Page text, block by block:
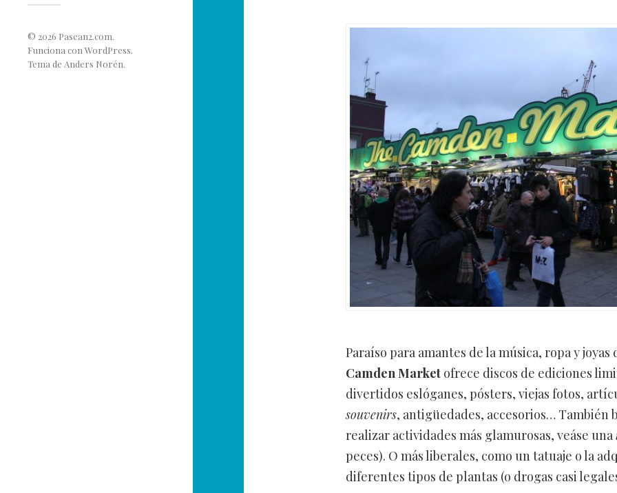
© 2026 Pasean2.com.
Funciona conWordPress.
Tema de Anders Norén.
Paraíso para amantes de la música, ropa y
Camden Market ofrece discos de ediciones
divertidos eslóganes, pósters, viejas fotos,
souvenirs, antigüedades, accesorios… También
realizar actividades más glamurosas, veáse una
peces). O más liberales, como un tatuaje o la
diferentes tipos de plantas (o drogas casi